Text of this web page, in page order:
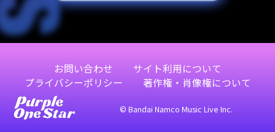
お問い合わせ
サイト利用について
プライバシーポリシー
著作権・肖像権について
© Bandai Namco Music Live Inc.